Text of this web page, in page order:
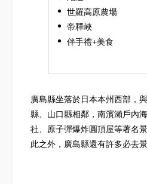
世羅高原農場
帝釋峽
伴手禮+美食
廣島縣坐落於日本本州西部，
縣、山口縣相鄰，南濱瀨戶內
社、原子彈爆炸圓頂屋等著名
此之外，廣島縣還有許多必去景